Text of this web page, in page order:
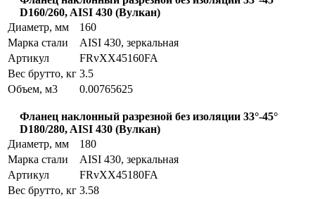
D160/260, AISI 430 (Вулкан)
Диаметр, мм
160
Марка стали
AISI 430, зеркальная
Артикул
FRvXX45160FA
Вес брутто, кг 3.5
Объем, м3
0.00765625
Фланец наклонный разрезной без изоляции 33°-45°
D180/280, AISI 430 (Вулкан)
Диаметр, мм
180
Марка стали
AISI 430, зеркальная
Артикул
FRvXX45180FA
Вес брутто, кг 3.58